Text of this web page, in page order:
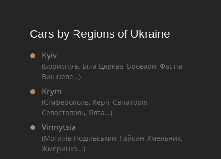
Cars by Regions of Ukraine
Kyiv
(Бориспіль, Біла Церква, Бровари, Фастів,
Вишневе...)
Krym
(Сімферополь, Керч, Євпаторія,
Севастополь, Ялта...)
Vinnytsia
(Могилів-Подільський, Гайсин, Хмельник,
Жмеринка...)